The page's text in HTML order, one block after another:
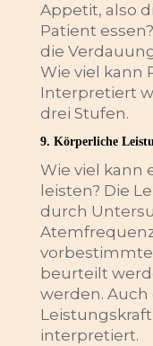
Appetit, also
Patient
die
Wie viel kann
Interpretiert
drei Stufen.
9. Körperliche
Wie viel kann
leisten? Die
durch
beurteilt
werden.
interpretiert.